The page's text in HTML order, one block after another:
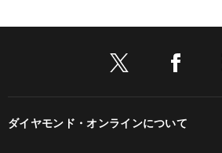
ダイヤモンド・オンラインについて